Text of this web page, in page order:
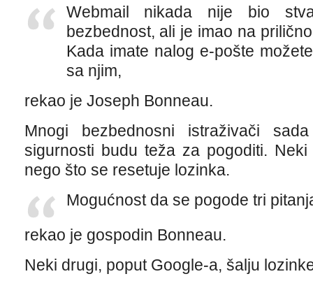
Webmail nikada nije bio
bezbednost, ali je imao na
Kada imate nalog e-pošte
sa njim,
rekao je Joseph Bonneau.
Mnogi bezbednosni istraživači
sigurnosti budu teža za pogoditi.
nego što se resetuje lozinka.
Mogućnost da se pogode tri
rekao je gospodin Bonneau.
Neki drugi, poput Google-a, šalju